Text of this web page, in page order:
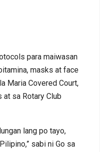
para maiwasan
masks at face
Maria Covered Court,
at sa Rotary Club
lang po tayo,
sabi ni Go sa